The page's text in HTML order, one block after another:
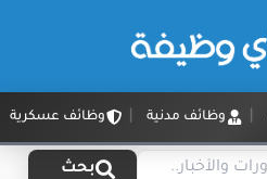
وظائف مدنية وظائف عسكرية
بحث